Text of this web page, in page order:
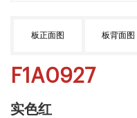
板正面图 板背面图
F1A0927
实色红